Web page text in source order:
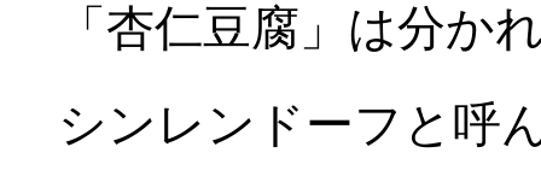
「杏仁豆腐」は分か
シンレンドーフと呼